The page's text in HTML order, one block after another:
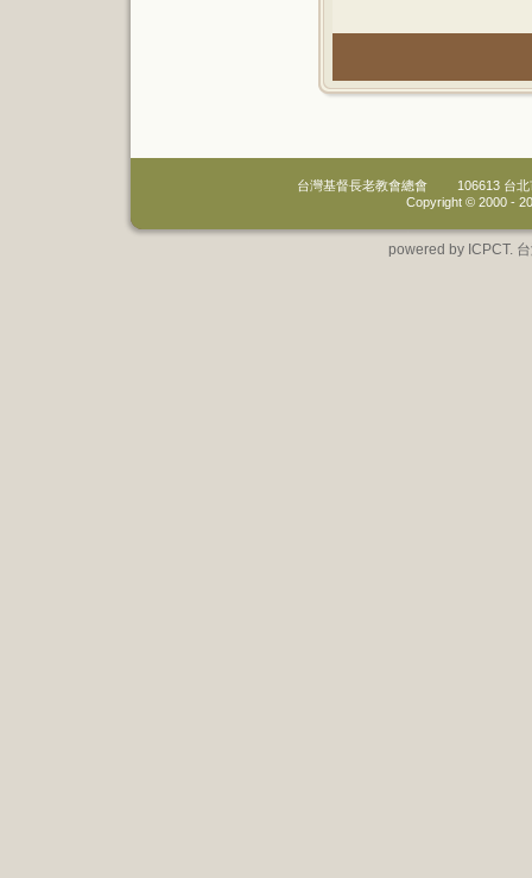
台灣基督長老教會總會
106613 台
Copyright © 2000 -
powered by ICPCT.